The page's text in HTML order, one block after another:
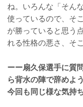
ね。いろんな「そん
使っているので、そ
が勝っていると思う
れる性格の悪さ、そ
ーー扇久保選手に質
ら背水の陣で辞めよ
今回も同じ様な気持